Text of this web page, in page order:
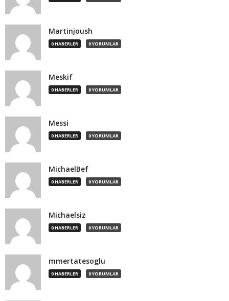
Martinjoush
0 HABERLER 0 YORUMLAR
Meskif
0 HABERLER 0 YORUMLAR
Messi
0 HABERLER 0 YORUMLAR
MichaelBef
0 HABERLER 0 YORUMLAR
Michaelsiz
0 HABERLER 0 YORUMLAR
mmertatesoglu
0 HABERLER 0 YORUMLAR